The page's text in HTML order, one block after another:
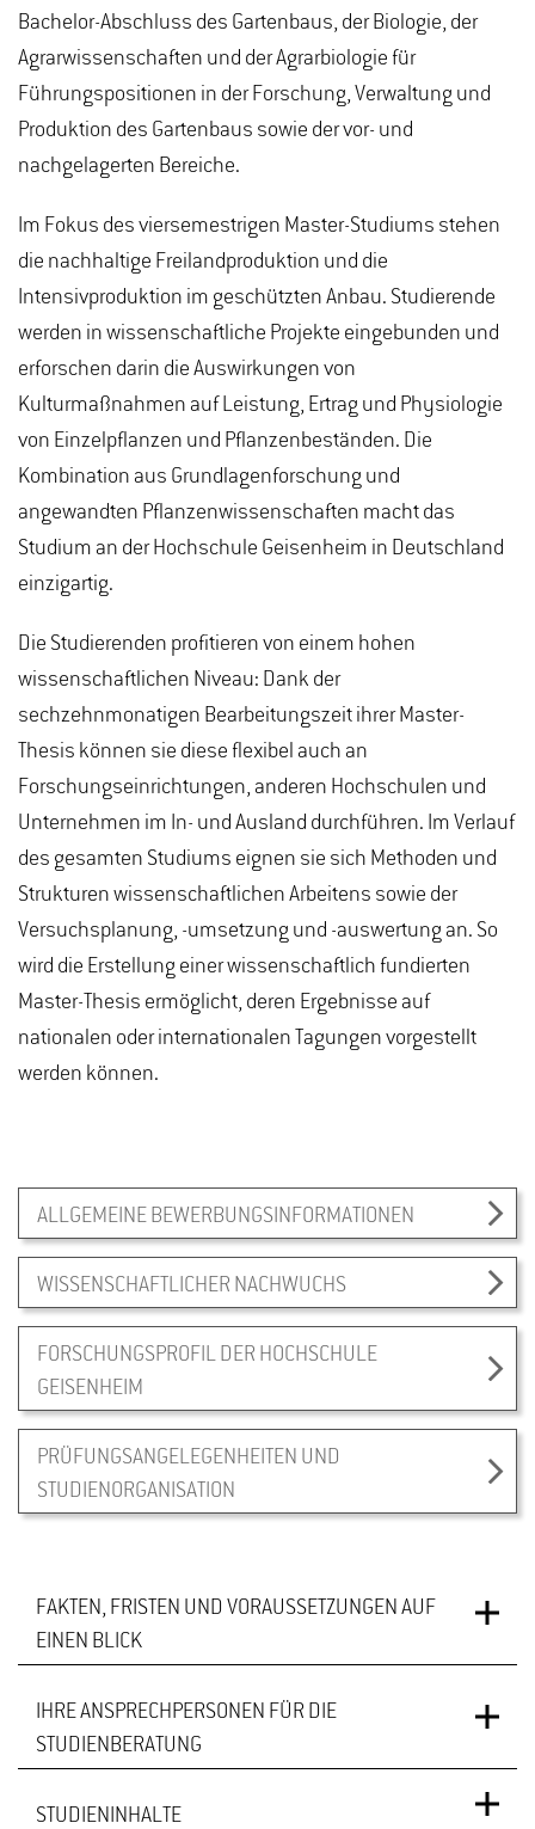
Bachelor-Abschluss des Gartenbaus, der Biologie, der
Agrarwissenschaften und der Agrarbiologie für
Führungspositionen in der Forschung, Verwaltung und
Produktion des Gartenbaus sowie der vor- und
nachgelagerten Bereiche.
Im Fokus des viersemestrigen Master-Studiums stehen
die nachhaltige Freilandproduktion und die
Intensivproduktion im geschützten Anbau. Studierende
werden in wissenschaftliche Projekte eingebunden und
erforschen darin die Auswirkungen von
Kulturmaßnahmen auf Leistung, Ertrag und Physiologie
von Einzelpflanzen und Pflanzenbeständen. Die
Kombination aus Grundlagenforschung und
angewandten Pflanzenwissenschaften macht das
Studium an der Hochschule Geisenheim in Deutschland
einzigartig.
Die Studierenden profitieren von einem hohen
wissenschaftlichen Niveau: Dank der
sechzehnmonatigen Bearbeitungszeit ihrer Master-
Thesis können sie diese flexibel auch an
Forschungseinrichtungen, anderen Hochschulen und
Unternehmen im In- und Ausland durchführen. Im Verlauf
des gesamten Studiums eignen sie sich Methoden und
Strukturen wissenschaftlichen Arbeitens sowie der
Versuchsplanung, -umsetzung und -auswertung an. So
wird die Erstellung einer wissenschaftlich fundierten
Master-Thesis ermöglicht, deren Ergebnisse auf
nationalen oder internationalen Tagungen vorgestellt
werden können.
ALLGEMEINE BEWERBUNGSINFORMATIONEN
WISSENSCHAFTLICHER NACHWUCHS
FORSCHUNGSPROFIL DER HOCHSCHULE
GEISENHEIM
PRÜFUNGSANGELEGENHEITEN UND
STUDIENORGANISATION
FAKTEN, FRISTEN UND VORAUSSETZUNGEN AUF
EINEN BLICK
STUDIENABSCHLUSS
REGELSTUDIENZEIT
IHRE ANSPRECHPERSONEN FÜR DIE
STUDIENBERATUNG
STUDIENINHALTE